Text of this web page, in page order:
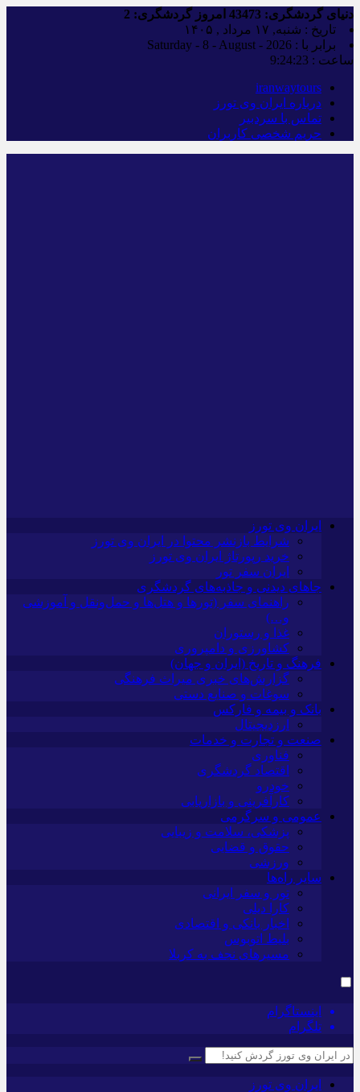
دنیای گردشگری: امروز گردشگری:
تاریخ : شنبه, ۱۷ مرداد , ۱۴۰۵
برابر با : Saturday - 8 - August - 2026
ساعت : 9:24:24
iranwaytours
درباره ایران وی تورز
تماس با سردبیر
حریم شخصی کاربران
ایران وی تورز
شرایط بازنشر محتوا در ایران وی تورز
خرید رپورتاژ ایران وی تورز
ایران سفر تور
جاهای دیدنی و جاذبه‌های گردشگری
راهنمای سفر (تورها و هتل‌ها و حمل‌و‌نقل و آموزشی
و…)
غذا و رستوران
کشاورزی و دامپروری
فرهنگ و تاریخ (ایران و جهان)
گزارش‌های خبری میراث فرهنگی
سوغات و صنایع دستی
بانک و بیمه و فارکس
ارزدیجیتال
صنعت و تجارت و خدمات
فناوری
اقتصاد گردشگری
خودرو
کارآفرینی و بازاریابی
عمومی و سرگرمی
پزشکی، سلامت و زیبایی
حقوق و قضایی
ورزشی
سایر راه‌ها
تور و سفر ایرانی
کارا دیلی
اخبار بانکی و اقتصادی
بلیط اتوبوس
مسیرهای نجف به کربلا
اینستاگرام
تلگرام
ایران وی تورز